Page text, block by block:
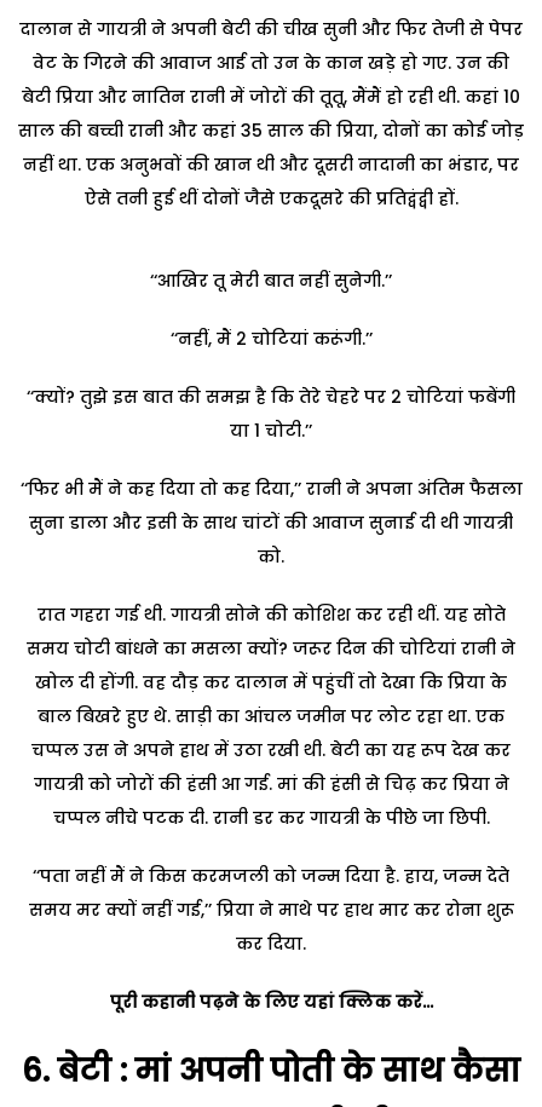
दालान से गायत्री ने अपनी बेटी की चीख सुनी और फिर तेजी से पेपर
वेट के गिरने की आवाज आई तो उन के कान खड़े हो गए. उन की
बेटी प्रिया और नातिन रानी में जोरों की तूतू, मैंमैं हो रही थी. कहां 10
साल की बच्ची रानी और कहां 35 साल की प्रिया, दोनों का कोई जोड़
नहीं था. एक अनुभवों की खान थी और दूसरी नादानी का भंडार, पर
ऐसे तनी हुई थीं दोनों जैसे एकदूसरे की प्रतिद्वंद्वी हों.
‘‘आखिर तू मेरी बात नहीं सुनेगी.’’
‘‘नहीं, मैं 2 चोटियां करूंगी.’’
‘‘क्यों? तुझे इस बात की समझ है कि तेरे चेहरे पर 2 चोटियां फबेंगी
या 1 चोटी.’’
‘‘फिर भी मैं ने कह दिया तो कह दिया,’’ रानी ने अपना अंतिम फैसला
सुना डाला और इसी के साथ चांटों की आवाज सुनाई दी थी गायत्री
को.
रात गहरा गई थी. गायत्री सोने की कोशिश कर रही थीं. यह सोते
समय चोटी बांधने का मसला क्यों? जरूर दिन की चोटियां रानी ने
खोल दी होंगी. वह दौड़ कर दालान में पहुंचीं तो देखा कि प्रिया के
बाल बिखरे हुए थे. साड़ी का आंचल जमीन पर लोट रहा था. एक
चप्पल उस ने अपने हाथ में उठा रखी थी. बेटी का यह रूप देख कर
गायत्री को जोरों की हंसी आ गई. मां की हंसी से चिढ़ कर प्रिया ने
चप्पल नीचे पटक दी. रानी डर कर गायत्री के पीछे जा छिपी.
‘‘पता नहीं मैं ने किस करमजली को जन्म दिया है. हाय, जन्म देते
समय मर क्यों नहीं गई,’’ प्रिया ने माथे पर हाथ मार कर रोना शुरू
कर दिया.
पूरी कहानी पढ़ने के लिए यहां क्लिक करें…
6.बेटी : मां अपनी पोती के साथ कैसा